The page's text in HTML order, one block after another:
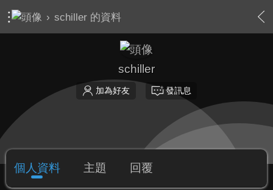
› schiller 的資料
schiller
加為好友 發訊息
個人資料 主題 回覆